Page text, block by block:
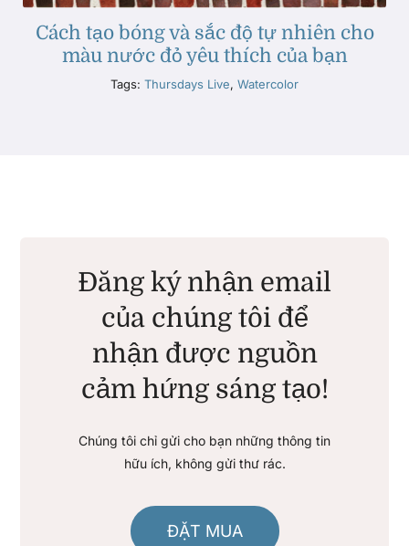
Cách tạo bóng và sắc độ tự nhiên cho
màu nước đỏ yêu thích của bạn
Tags: Thursdays Live, Watercolor
Đăng ký nhận email
của chúng tôi để
nhận được nguồn
cảm hứng sáng tạo!
Chúng tôi chỉ gửi cho bạn những thông tin
hữu ích, không gửi thư rác.
ĐẶT MUA